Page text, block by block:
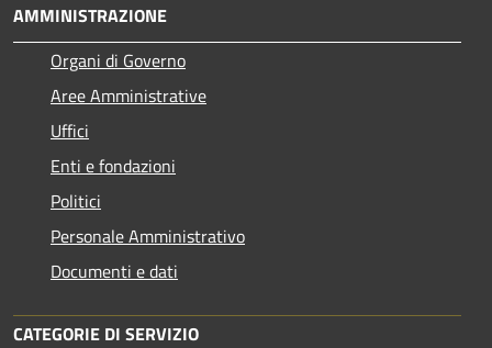
AMMINISTRAZIONE
Organi di Governo
Aree Amministrative
Uffici
Enti e fondazioni
Politici
Personale Amministrativo
Documenti e dati
CATEGORIE DI SERVIZIO